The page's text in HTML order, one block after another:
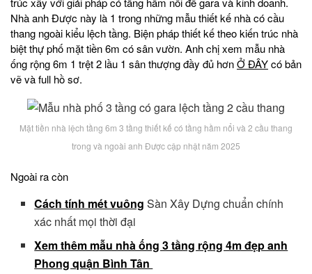
Nhà anh Được này là 1 trong những mẫu thiết kế nhà có cầu
thang ngoài kiểu lệch tầng. Biện pháp thiết kế theo kiến trúc nhà
biệt thự phố mặt tiền 6m có sân vườn. Anh chị xem mẫu nhà
ống rộng 6m 1 trệt 2 lầu 1 sân thượng đầy đủ hơnỞ ĐÂYcó bản
vẽ và full hồ sơ.
Mặt tiền nhà lệch tầng 6m 3 tầng thiết kế có tầng hầm nổi và 2 cầu thang
trong và ngoài anh Được cập nhật năm 2025
Ngoài ra còn
Cách tính mét vuông Sàn Xây Dựng chuẩn chính
xác nhất mọi thời đại
Xem thêm mẫu nhà ống 3 tầng rộng 4m đẹp anh
Phong quận Bình Tân